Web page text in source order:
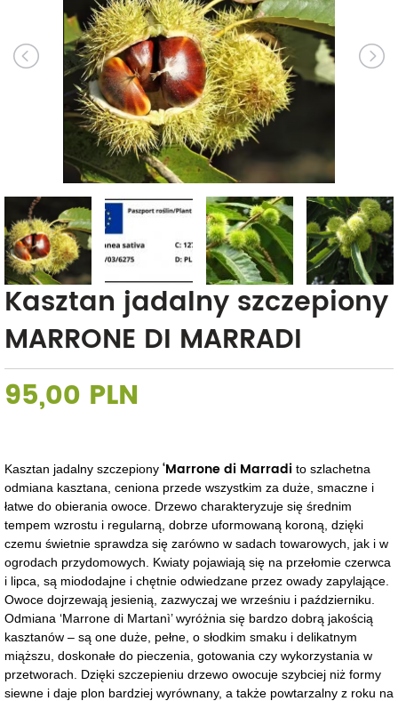
Kasztan jadalny szczepiony
MARRONE DI MARRADI
95,00 PLN
Kasztan jadalny szczepiony ‘Marrone di Marradi to szlachetna
odmiana kasztana, ceniona przede wszystkim za duże, smaczne i
łatwe do obierania owoce. Drzewo charakteryzuje się średnim
tempem wzrostu i regularną, dobrze uformowaną koroną, dzięki
czemu świetnie sprawdza się zarówno w sadach towarowych, jak i w
ogrodach przydomowych. Kwiaty pojawiają się na przełomie czerwca
i lipca, są miododajne i chętnie odwiedzane przez owady zapylające.
Owoce dojrzewają jesienią, zazwyczaj we wrześniu i październiku.
Odmiana ‘Marrone di Martanì’ wyróżnia się bardzo dobrą jakością
kasztanów – są one duże, pełne, o słodkim smaku i delikatnym
miąższu, doskonałe do pieczenia, gotowania czy wykorzystania w
przetworach. Dzięki szczepieniu drzewo owocuje szybciej niż formy
siewne i daje plon bardziej wyrównany, a także powtarzalny z roku na